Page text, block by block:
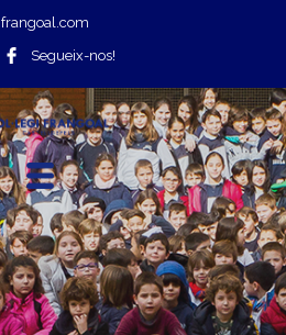
frangoal.com
Segueix-nos!